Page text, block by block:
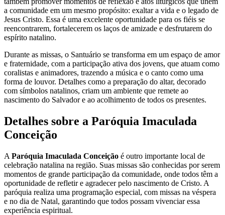
a comunidade em um mesmo propósito: exaltar a vida e o legado de
Jesus Cristo. Essa é uma excelente oportunidade para os fiéis se
reencontrarem, fortalecerem os laços de amizade e desfrutarem do
espírito natalino.
Durante as missas, o Santuário se transforma em um espaço de amor
e fraternidade, com a participação ativa dos jovens, que atuam como
coralistas e animadores, trazendo a música e o canto como uma
forma de louvor. Detalhes como a preparação do altar, decorado
com símbolos natalinos, criam um ambiente que remete ao
nascimento do Salvador e ao acolhimento de todos os presentes.
Detalhes sobre a Paróquia Imaculada
Conceição
A Paróquia Imaculada Conceição é outro importante local de
celebração natalina na região. Suas missas são conhecidas por serem
momentos de grande participação da comunidade, onde todos têm a
oportunidade de refletir e agradecer pelo nascimento de Cristo. A
paróquia realiza uma programação especial, com missas na véspera
e no dia de Natal, garantindo que todos possam vivenciar essa
experiência espiritual.